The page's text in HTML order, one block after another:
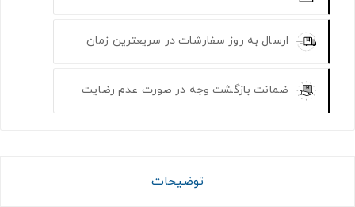
ارسال به روز سفارشات در سریعترین زمان
ضمانت بازگشت وجه در صورت عدم رضایت
توضیحات